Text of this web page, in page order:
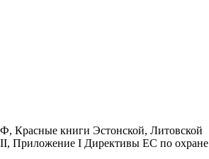
Красные книги Эстонской, Литовской
II, Приложение I Ди­рективы ЕС по охране